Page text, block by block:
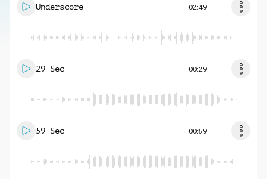
Underscore 02:49
29 Sec 00:29
59 Sec 00:59